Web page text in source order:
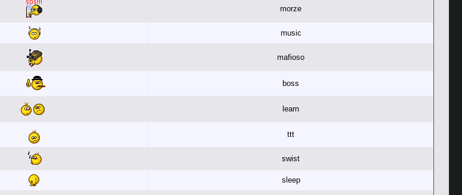
morze
music
mafioso
boss
learn
ttt
swist
sleep